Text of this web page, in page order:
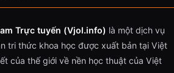
Trực tuyến (Vjol.info) là một dịch vụ
tri thức khoa học được xuất bản tại Việt
của thế giới về nền học thuật của Việt